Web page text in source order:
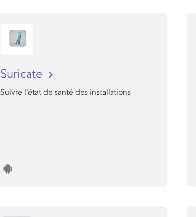
Suricate
Suivre l'état de santé des installations